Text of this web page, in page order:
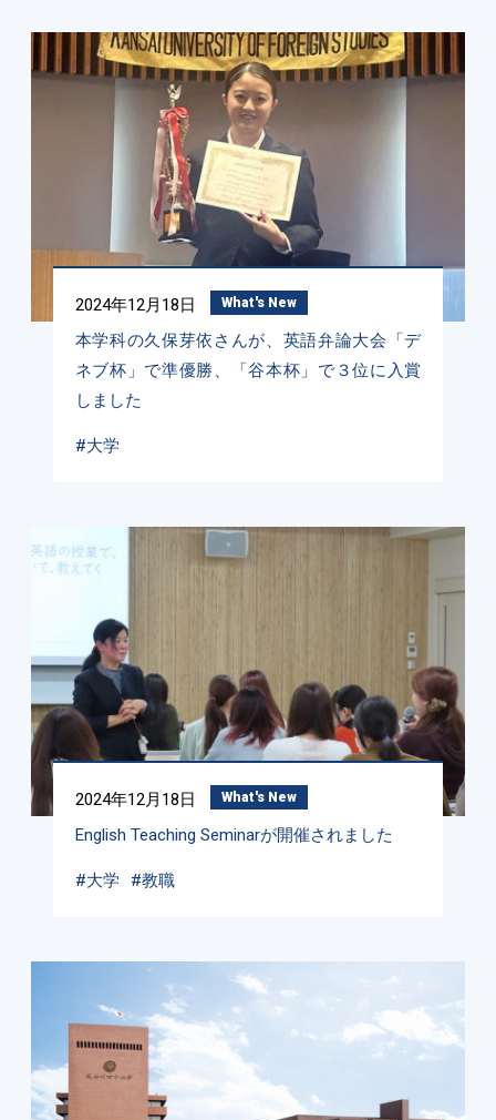
2024年12月18日 What's New
本学科の久保芽依さんが、英語弁論大会「デ
ネブ杯」で準優勝、「谷本杯」で３位に入賞
しました
#大学
2024年12月18日 What's New
English Teaching Seminarが開催されました
#大学 #教職